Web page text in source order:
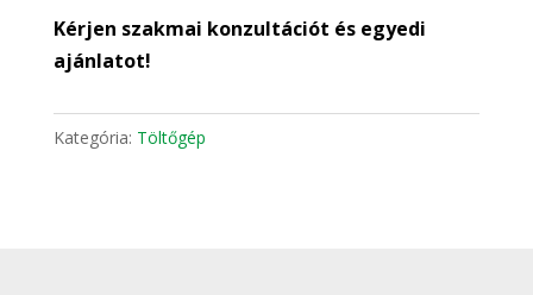
Kérjen szakmai konzultációt és egyedi
ajánlatot!
Kategória: Töltőgép